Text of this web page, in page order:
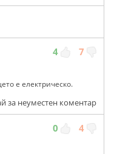
4 7
е електрическо.
за неуместен коментар
0 4